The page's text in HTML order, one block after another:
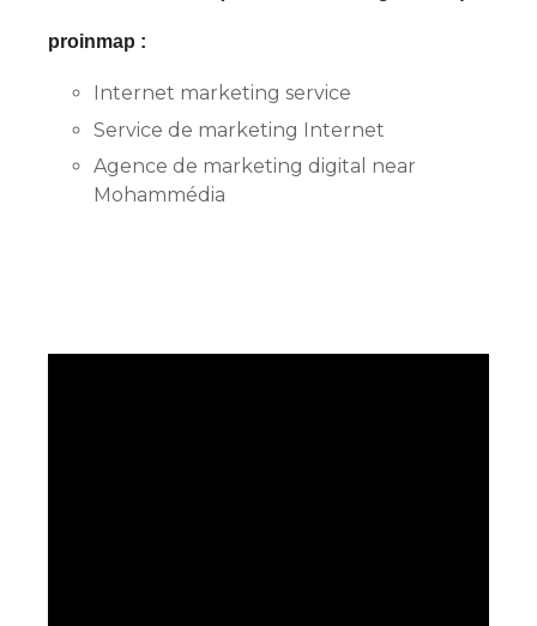
proinmap :
Internet marketing service
Service de marketing Internet
Agence de marketing digital near
Mohammédia